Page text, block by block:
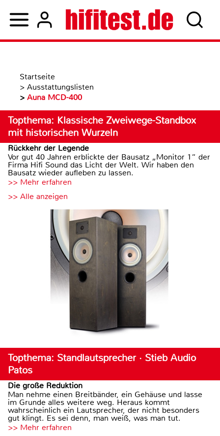
Startseite
> Ausstattungslisten
> Auna MCD-400
Topthema: Klassische Zweiwege-Standbox
mit historischen Wurzeln
Rückkehr der Legende
Vor gut 40 Jahren erblickte der Bausatz „Monitor 1“ der
Firma Hifi Sound das Licht der Welt. Wir haben den
Bausatz wieder aufleben zu lassen.
>> Mehr erfahren
>> Alle anzeigen
Topthema: Standlautsprecher · Stieb Audio
Patos
Die große Reduktion
Man nehme einen Breitbänder, ein Gehäuse und lasse
im Grunde alles weitere weg. Heraus kommt
wahrscheinlich ein Lautsprecher, der nicht besonders
gut klingt. Es sei denn, man weiß, was man tut.
>> Mehr erfahren